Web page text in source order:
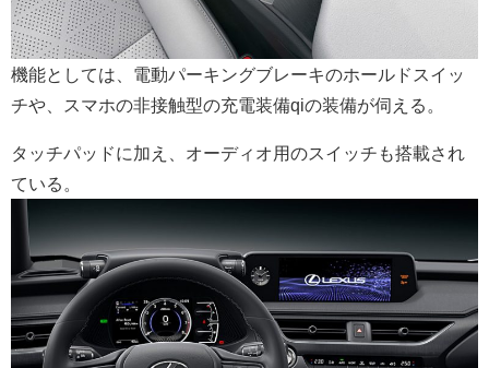
機能としては、電動パーキングブレーキのホールドスイッ
チや、スマホの非接触型の充電装備qiの装備が伺える。
タッチパッドに加え、オーディオ用のスイッチも搭載され
ている。